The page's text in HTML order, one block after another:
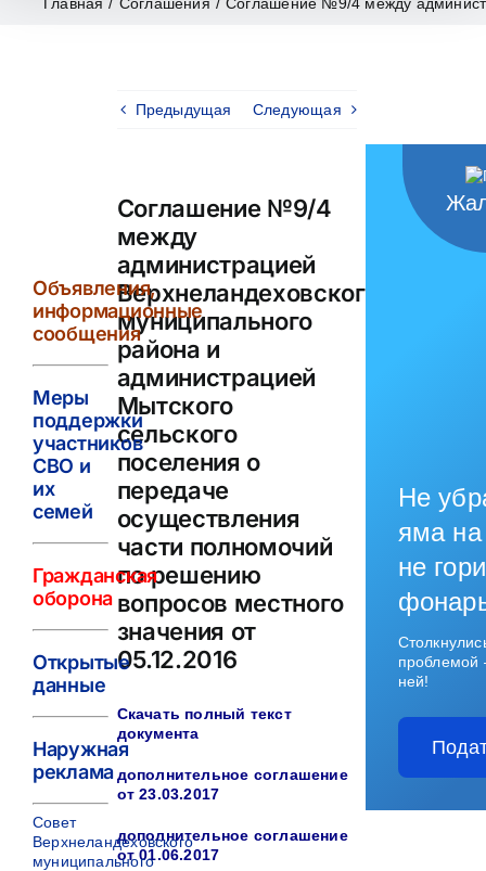
Предыдущая Следующая
Соглашение №9/4
между
администрацией
Верхнеландеховского
муниципального
района и
администрацией
Мытского
сельского
поселения о
передаче
осуществления
части полномочий
по решению
вопросов местного
значения от
05.12.2016
Скачать полный текст
документа
дополнительное соглашение
от 23.03.2017
дополнительное соглашение
от 01.06.2017
Объявления,
информационные
сообщения
Меры
поддержки
участников
СВО и
их
семей
Гражданская
оборона
Открытые
данные
Наружная
реклама
Совет
Верхнеландеховского
муниципального
Не
яма на
не
ней!